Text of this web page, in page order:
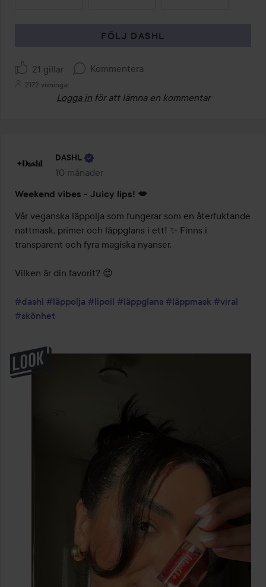
FÖLJ DASHL
21 gillar Kommentera
2172 visningar
Logga in för att lämna en kommentar
DASHL
10 månader
Inlägget skapades 10 månader
Weekend vibes - Juicy lips! 💋
Vår veganska läppolja som fungerar som en återfuktande
nattmask, primer och läppglans i ett! ✨ Finns i
transparent och fyra magiska nyanser.
Vilken är din favorit? 😍
#dashl #läppolja #lipoil #läppglans #läppmask #viral
#skönhet